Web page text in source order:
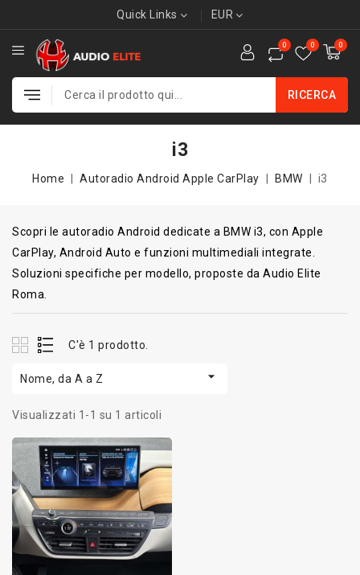
Quick Links EUR
0
0
0
RICERCA
i3
Home Autoradio Android Apple CarPlay BMW i3
Scopri le autoradio Android dedicate a BMW i3, con Apple
CarPlay, Android Auto e funzioni multimediali integrate.
Soluzioni specifiche per modello, proposte da Audio Elite
Roma.
C'è 1 prodotto.
Nome, da A a Z 
Visualizzati 1-1 su 1 articoli